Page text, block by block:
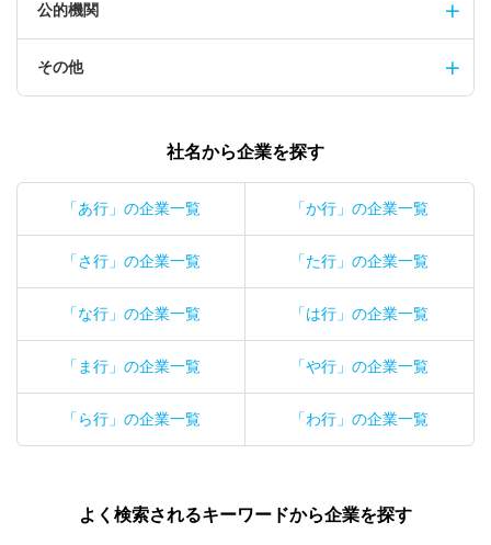
公的機関
その他
社名から企業を探す
「あ行」の企業一覧 「か行」の企業一覧
「さ行」の企業一覧 「た行」の企業一覧
「な行」の企業一覧 「は行」の企業一覧
「ま行」の企業一覧 「や行」の企業一覧
「ら行」の企業一覧 「わ行」の企業一覧
よく検索されるキーワードから企業を探す